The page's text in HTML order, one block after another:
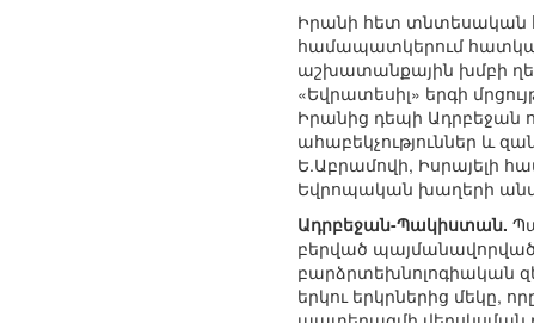
Իրանի հետ տնտեսական
համապատկերում
աշխատանքային խմբի
«Եվրատեսիլ» երգի
Իրանից դեպի Ադրբեջան
ահաբեկչություններ և
Ե.Աբրամովի, Իսրայելի
Եվրոպական խաղերի
Ադրբեջան-Պակիստան.
բերված
բարձրտեխնոլոգիական
երկու երկրներից մեկը,